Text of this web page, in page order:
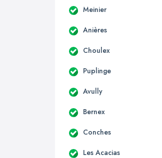
Meinier
Anières
Choulex
Puplinge
Avully
Bernex
Conches
Les Acacias